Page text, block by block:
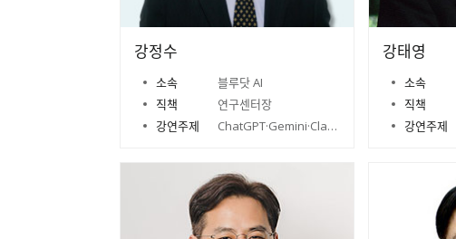
강정수
소속
블루닷 AI
직책
연구센터장
강연주제
ChatGPT·Gemini·Claude, AI 삼국지의 최후 승자는 누구인가?
강태영
소속
직책
강연주제